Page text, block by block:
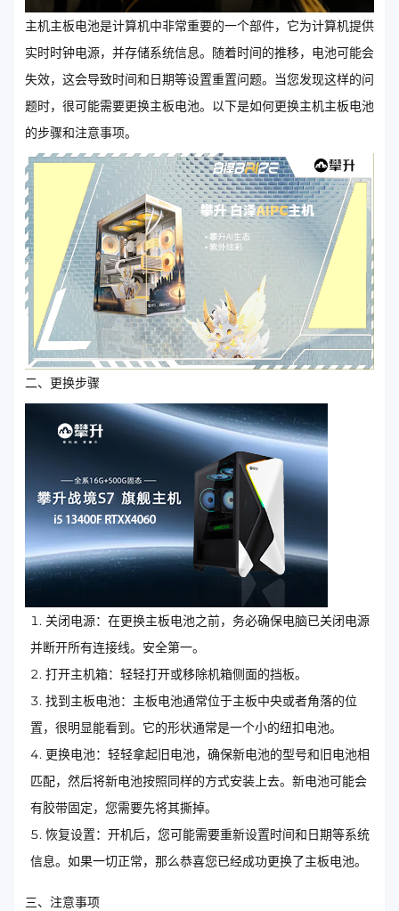
主机主板电池是计算机中非常重要的一个部件，它为计算机提供
实时时钟电源，并存储系统信息。随着时间的推移，电池可能会
失效，这会导致时间和日期等设置重置问题。当您发现这样的问
题时，很可能需要更换主板电池。以下是如何更换主机主板电池
的步骤和注意事项。
二、更换步骤
关闭电源：在更换主板电池之前，务必确保电脑已关闭电源
并断开所有连接线。安全第一。
打开主机箱：轻轻打开或移除机箱侧面的挡板。
找到主板电池：主板电池通常位于主板中央或者角落的位
置，很明显能看到。它的形状通常是一个小的纽扣电池。
更换电池：轻轻拿起旧电池，确保新电池的型号和旧电池相
匹配，然后将新电池按照同样的方式安装上去。新电池可能会
有胶带固定，您需要先将其撕掉。
恢复设置：开机后，您可能需要重新设置时间和日期等系统
信息。如果一切正常，那么恭喜您已经成功更换了主板电池。
三、注意事项